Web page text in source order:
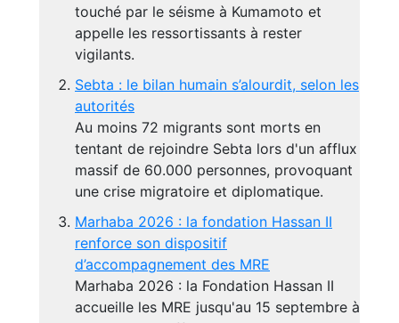
touché par le séisme à Kumamoto et
appelle les ressortissants à rester
vigilants.
Sebta : le bilan humain s’alourdit, selon les
autorités
Au moins 72 migrants sont morts en
tentant de rejoindre Sebta lors d'un afflux
massif de 60.000 personnes, provoquant
une crise migratoire et diplomatique.
Marhaba 2026 : la fondation Hassan II
renforce son dispositif
d’accompagnement des MRE
Marhaba 2026 : la Fondation Hassan II
accueille les MRE jusqu'au 15 septembre à